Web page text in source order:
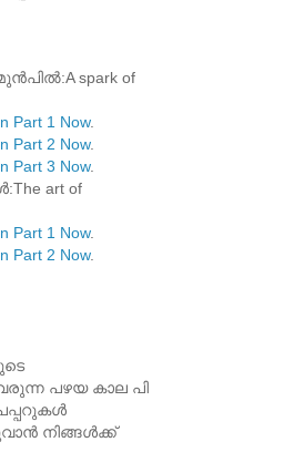
spark of
Part 1 Now.
Part 2 Now.
Part 3 Now.
art of
Part 1 Now.
Part 2 Now.
പഴയ കാല പി
നിങ്ങൾക്ക്